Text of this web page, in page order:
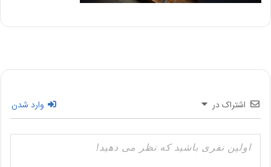
اشتراک در وارد شدن